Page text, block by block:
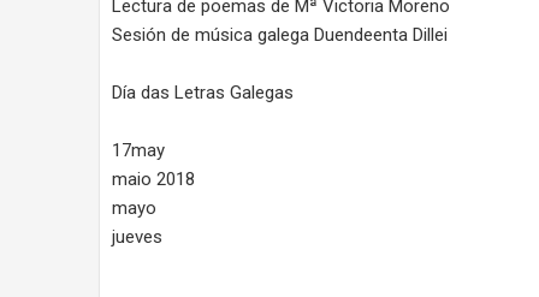
Lectura de poemas de Mª Victoria Moreno
Sesión de música galega Duendeenta Dillei
Día das Letras Galegas
17may
maio 2018
mayo
jueves